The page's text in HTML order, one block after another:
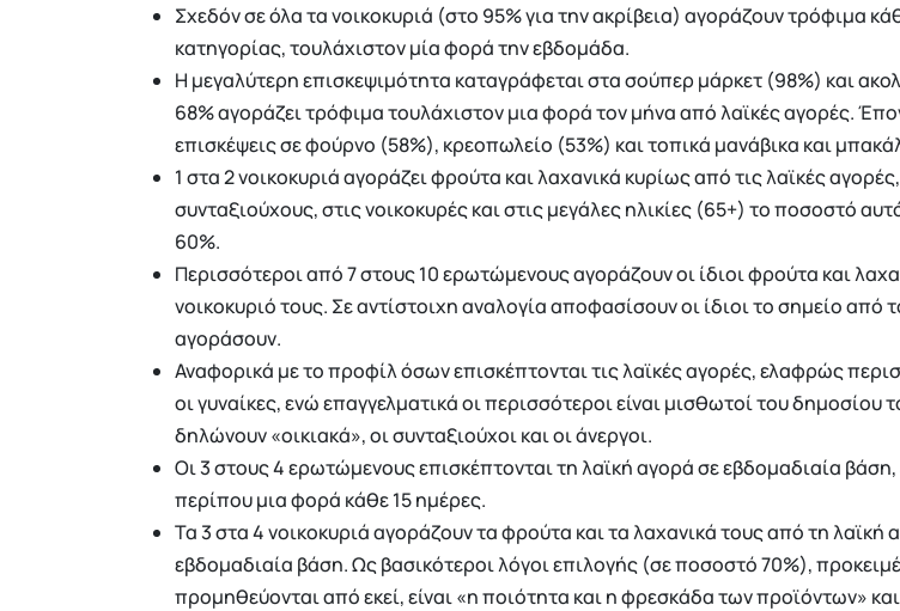
Σχεδόν σε όλα τα νοικοκυριά (στο 95% για την ακρίβεια) αγοράζουν τρόφιμα
κατηγορίας, τουλάχιστον μία φορά την εβδομάδα.
Η μεγαλύτερη επισκεψιμότητα καταγράφεται στα σούπερ μάρκετ (98%) και
68% αγοράζει τρόφιμα τουλάχιστον μια φορά τον μήνα από λαϊκές αγορές.
επισκέψεις σε φούρνο (58%), κρεοπωλείο (53%) και τοπικά μανάβικα και
1 στα 2 νοικοκυριά αγοράζει φρούτα και λαχανικά κυρίως από τις λαϊκές
συνταξιούχους, στις νοικοκυρές και στις μεγάλες ηλικίες (65+) το ποσοστό
60%.
Περισσότεροι από 7 στους 10 ερωτώμενους αγοράζουν οι ίδιοι φρούτα και
νοικοκυριό τους. Σε αντίστοιχη αναλογία αποφασίσουν οι ίδιοι το σημείο από
αγοράσουν.
Αναφορικά με το προφίλ όσων επισκέπτονται τις λαϊκές αγορές, ελαφρώς
οι γυναίκες, ενώ επαγγελματικά οι περισσότεροι είναι μισθωτοί του δημοσίου
δηλώνουν «οικιακά», οι συνταξιούχοι και οι άνεργοι.
Οι 3 στους 4 ερωτώμενους επισκέπτονται τη λαϊκή αγορά σε εβδομαδιαία
περίπου μια φορά κάθε 15 ημέρες.
Τα 3 στα 4 νοικοκυριά αγοράζουν τα φρούτα και τα λαχανικά τους από τη λαϊκή
εβδομαδιαία βάση. Ως βασικότεροι λόγοι επιλογής (σε ποσοστό 70%),
προμηθεύονται από εκεί, είναι «η ποιότητα και η φρεσκάδα των προϊόντων»